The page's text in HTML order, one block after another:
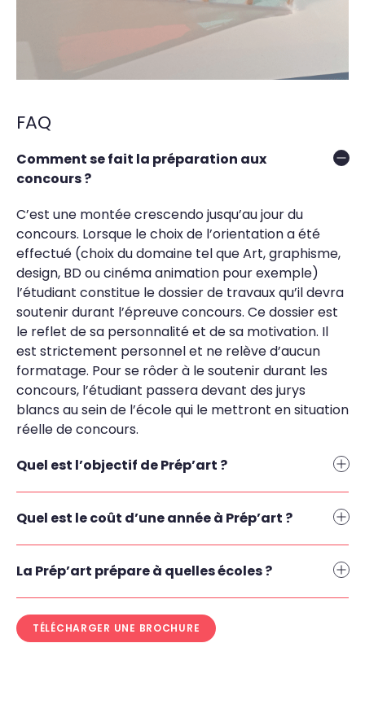
FAQ
Comment se fait la préparation aux
concours ?
C’est une montée crescendo jusqu’au jour du
concours. Lorsque le choix de l’orientation a été
effectué (choix du domaine tel que Art, graphisme,
design, BD ou cinéma animation pour exemple)
l’étudiant constitue le dossier de travaux qu’il devra
soutenir durant l’épreuve concours. Ce dossier est
le reflet de sa personnalité et de sa motivation. Il
est strictement personnel et ne relève d’aucun
formatage. Pour se rôder à le soutenir durant les
concours, l’étudiant passera devant des jurys
blancs au sein de l’école qui le mettront en situation
réelle de concours.
Quel est l’objectif de Prép’art ?
Quel est le coût d’une année à Prép’art ?
La Prép’art prépare à quelles écoles ?
TÉLÉCHARGER UNE BROCHURE